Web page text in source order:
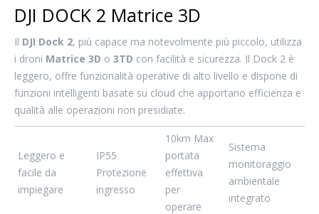
DJI DOCK 2 Matrice 3D
Il DJI Dock 2, più capace ma notevolmente più piccolo, utilizza
i droni Matrice 3D o 3TD con facilità e sicurezza. Il Dock 2 è
leggero, offre funzionalità operative di alto livello e dispone di
funzioni intelligenti basate su cloud che apportano efficienza e
qualità alle operazioni non presidiate.
Leggero e
facile da
impiegare
IP55
Protezione
ingresso
10km Max
portata
effettiva
per
operare
Sistema
monitoraggio
ambientale
integrato